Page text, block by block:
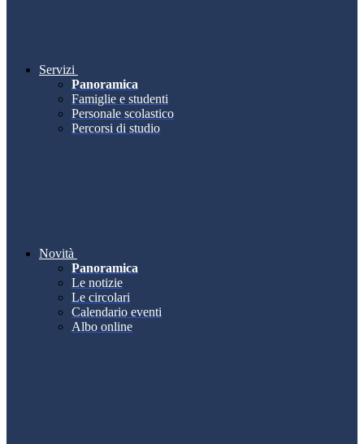
Servizi
Panoramica
Famiglie e studenti
Personale scolastico
Percorsi di studio
Novità
Panoramica
Le notizie
Le circolari
Calendario eventi
Albo online